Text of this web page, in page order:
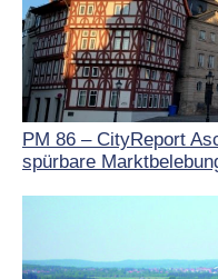
PM 86 – CityReport
spürbare